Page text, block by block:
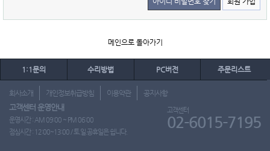
메인으로 돌아가기
1:1문의 수리방법 PC버전 주문리스트
회사소개 개인정보취급방침 이용약관 공지사항
고객센터 운영안내
운영시간 : AM 09:00 ~ PM 06:00
점심시간 : 12:00~13:00 / 토.일.공휴일은 쉽니다.
고객센터
02-6015-7195